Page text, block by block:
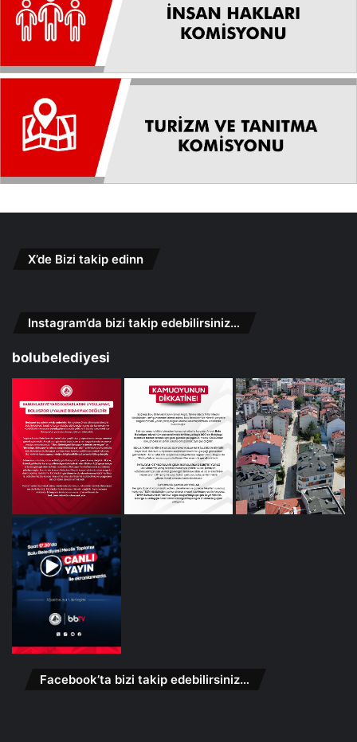
X’de Bizi takip edinn
Instagram’da bizi takip edebilirsiniz…
bolubelediyesi
Facebook’ta bizi takip edebilirsiniz…